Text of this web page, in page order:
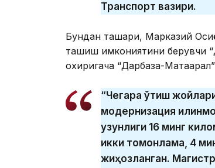
Транспорт вазири.
Бундан ташқари, Марказий
ташиш имкониятини берувчи
охиригача “Дарбаза-
“Чегара ўтиш
модернизация
узунлиги 16 минг
икки томонлама, 4
жиҳозланган.